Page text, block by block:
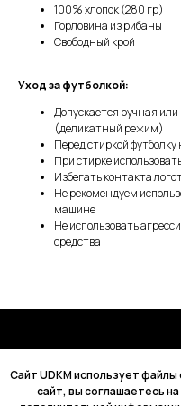
100% хлопок (280 гр)
Горловина из рибаны
Свободный крой
Уход за футболкой:
Допускается ручная
(деликатный режим)
Перед стиркой
При стирке
Избегать контакта
Не рекомендуем
машине
Не использовать
средства
Cайт UDKM использует
сайт, вы соглашаетесь